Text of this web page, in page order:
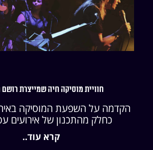
חוויית מוסיקה חיה שמייצרת רושם
הקדמה על השפעת המוסיקה
כחלק מהתכנון של אירועים
קרא עוד..